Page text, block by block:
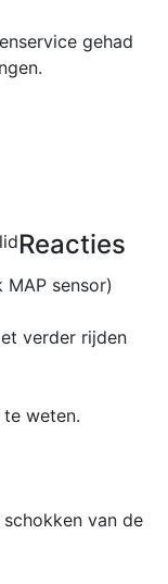
gehad
Reacties
sensor)
verder rijden
weten.
van de